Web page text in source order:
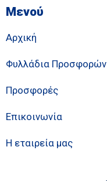
Μενού
Αρχική
Φυλλάδια Προσφορών
Προσφορές
Επικοινωνία
Η εταιρεία μας